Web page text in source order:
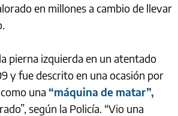
en millones a cambio de llevar
pierna izquierda en un atentado
y fue descrito en una ocasión por
una “máquina de matar”,
según la Policía. “Vio una